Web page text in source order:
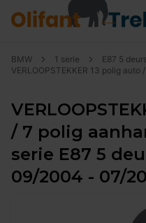
BMW 1 serie
E87 5
VERLOOPSTEKKER 13 polig auto
/ 7 polig
serie E87 5
09/2004 - 07/